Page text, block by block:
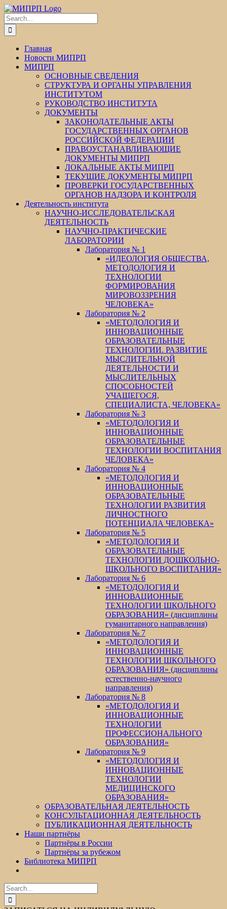
Skip
to
content
Facebook
Twitter
Instagram
Pinterest
Search
for:
Главная
Новости МИПРП
МИПРП
ОСНОВНЫЕ СВЕДЕНИЯ
СТРУКТУРА И ОРГАНЫ УПРАВЛЕНИЯ
ИНСТИТУТОМ
РУКОВОДСТВО ИНСТИТУТА
ДОКУМЕНТЫ
ЗАКОНОДАТЕЛЬНЫЕ АКТЫ
ГОСУДАРСТВЕННЫХ ОРГАНОВ
РОССИЙСКОЙ ФЕДЕРАЦИИ
ПРАВОУСТАНАВЛИВАЮЩИЕ
ДОКУМЕНТЫ МИПРП
ЛОКАЛЬНЫЕ АКТЫ МИПРП
ТЕКУЩИЕ ДОКУМЕНТЫ МИПРП
ПРОВЕРКИ ГОСУДАРСТВЕННЫХ
ОРГАНОВ НАДЗОРА И КОНТРОЛЯ
Деятельность института
НАУЧНО-ИССЛЕДОВАТЕЛЬСКАЯ
ДЕЯТЕЛЬНОСТЬ
НАУЧНО-ПРАКТИЧЕСКИЕ
ЛАБОРАТОРИИ
Лаборатория № 1
«ИДЕОЛОГИЯ ОБЩЕСТВА,
МЕТОДОЛОГИЯ И
ТЕХНОЛОГИИ
ФОРМИРОВАНИЯ
МИРОВОЗЗРЕНИЯ
ЧЕЛОВЕКА»
Лаборатория № 2
«МЕТОДОЛОГИЯ И
ИННОВАЦИОННЫЕ
ОБРАЗОВАТЕЛЬНЫЕ
ТЕХНОЛОГИИ. РАЗВИТИЕ
МЫСЛИТЕЛЬНОЙ
ДЕЯТЕЛЬНОСТИ И
МЫСЛИТЕЛЬНЫХ
СПОСОБНОСТЕЙ
УЧАЩЕГОСЯ,
СПЕЦИАЛИСТА, ЧЕЛОВЕКА»
Лаборатория № 3
«МЕТОДОЛОГИЯ И
ИННОВАЦИОННЫЕ
ОБРАЗОВАТЕЛЬНЫЕ
ТЕХНОЛОГИИ ВОСПИТАНИЯ
ЧЕЛОВЕКА»
Лаборатория № 4
«МЕТОДОЛОГИЯ И
ИННОВАЦИОННЫЕ
ОБРАЗОВАТЕЛЬНЫЕ
ТЕХНОЛОГИИ РАЗВИТИЯ
ЛИЧНОСТНОГО
ПОТЕНЦИАЛА ЧЕЛОВЕКА»
Лаборатория № 5
«МЕТОДОЛОГИЯ И
ОБРАЗОВАТЕЛЬНЫЕ
ТЕХНОЛОГИИ ДОШКОЛЬНО-
ШКОЛЬНОГО ВОСПИТАНИЯ»
Лаборатория № 6
«МЕТОДОЛОГИЯ И
ИННОВАЦИОННЫЕ
ТЕХНОЛОГИИ ШКОЛЬНОГО
ОБРАЗОВАНИЯ» (дисциплины
гуманитарного направления)
Лаборатория № 7
«МЕТОДОЛОГИЯ И
ИННОВАЦИОННЫЕ
ТЕХНОЛОГИИ ШКОЛЬНОГО
ОБРАЗОВАНИЯ» (дисциплины
естественно-научного
направления)
Лаборатория № 8
«МЕТОДОЛОГИЯ И
ИННОВАЦИОННЫЕ
ТЕХНОЛОГИИ
ПРОФЕССИОНАЛЬНОГО
ОБРАЗОВАНИЯ»
Лаборатория № 9
«МЕТОДОЛОГИЯ И
ИННОВАЦИОННЫЕ
ТЕХНОЛОГИИ
МЕДИЦИНСКОГО
ОБРАЗОВАНИЯ»
ОБРАЗОВАТЕЛЬНАЯ ДЕЯТЕЛЬНОСТЬ
КОНСУЛЬТАЦИОННАЯ ДЕЯТЕЛЬНОСТЬ
ПУБЛИКАЦИОННАЯ ДЕЯТЕЛЬНОСТЬ
Наши партнёры
Партнёры в России
Партнёры за рубежом
Библиотека МИПРП
Search
for: